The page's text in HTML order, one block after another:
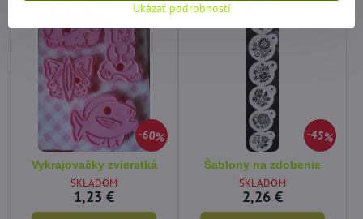
60%
Vykrajovačky zvieratká
SKLADOM
1,23 €
45%
Šablony na zdobenie
SKLADOM
2,26 €
Ukázať podrobnosti